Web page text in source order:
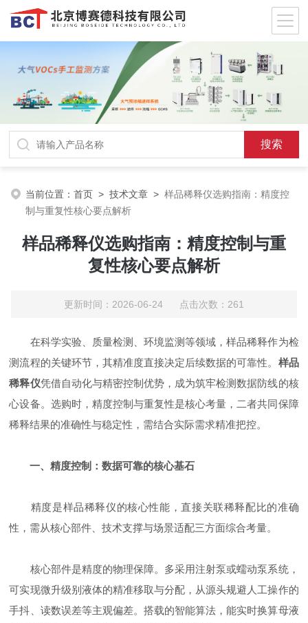
当前位置：首页 >技术文章 >样品稀释仪选购指南：精度控
制与重复性核心要点解析
样品稀释仪选购指南：精度控制与重
复性核心要点解析
更新时间：2026-06-24 点击次数：261
在科学实验、质量检测、环境监测等领域，样品稀释作为检
测流程的关键环节，其精准度直接决定后续数据的可靠性。 样品
稀释仪凭借自动化与精密控制优势，成为筑牢检测数据防线的核
心设备。选购时，精度控制与重复性是核心考量，二者共同保障
稀释结果的准确性与稳定性，需结合实际需求精准把控。
一、精度控制：数据可靠的核心基石
精度是样品稀释仪的核心性能，直接关联稀释配比的准确
性，需从核心部件、技术支撑与场景适配三方面综合考量。
核心部件是精度的物理保障。多采用注射泵或蠕动泵系统，
可实现微升级别液体的精准移取与分配，从源头规避人工操作的
手抖、读数误差等主观偏差。搭载的智能算法，能实时换算母液